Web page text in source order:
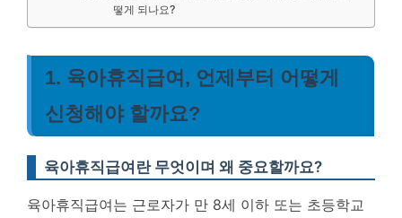
떻게 되나요?
1. 육아휴직급여, 언제부터 어떻게
신청해야 할까요?
육아휴직급여란 무엇이며 왜 중요할까요?
육아휴직급여는 근로자가 만 8세 이하 또는 초등학교